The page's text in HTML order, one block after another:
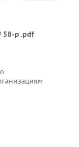
58-р .pdf